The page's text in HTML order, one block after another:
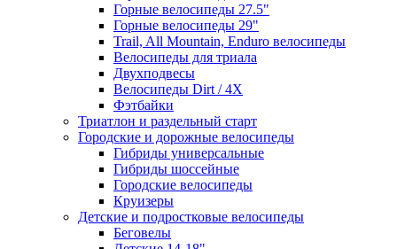
Горные велосипеды 27.5"
Горные велосипеды 29"
Trail, All Mountain, Enduro велосипеды
Велосипеды для триала
Двухподвесы
Велосипеды Dirt / 4X
Фэтбайки
Триатлон и раздельный старт
Городские и дорожные велосипеды
Гибриды универсальные
Гибриды шоссейные
Городские велосипеды
Круизеры
Детские и подростковые велосипеды
Беговелы